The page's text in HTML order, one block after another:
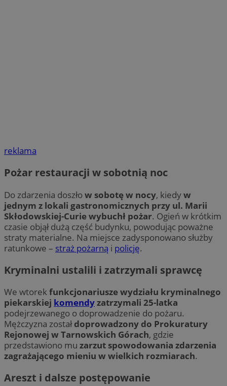
reklama
Pożar restauracji w sobotnią noc
Do zdarzenia doszłow sobotę w nocy, kiedyw
jednym z lokali gastronomicznych przy ul. Marii
Skłodowskiej-Curie wybuchł pożar. Ogień w krótkim
czasie objął dużą część budynku, powodując poważne
straty materialne. Na miejsce zadysponowano służby
ratunkowe – straż pożarną i policję.
Kryminalni ustalili i zatrzymali sprawcę
We wtorekfunkcjonariusze wydziału kryminalnego
piekarskiej komendyzatrzymali 25-latka
podejrzewanego o doprowadzenie do pożaru.
Mężczyzna zostałdoprowadzony do Prokuratury
Rejonowej w Tarnowskich Górach, gdzie
przedstawiono mu zarzut spowodowania zdarzenia
zagrażającego mieniu w wielkich rozmiarach.
Areszt i dalsze postępowanie